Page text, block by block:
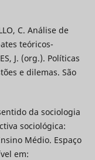
C. Análise de
teóricos-
J. (org.). Políticas
e dilemas. São
da sociologia
sociológica:
Médio. Espaço
em: